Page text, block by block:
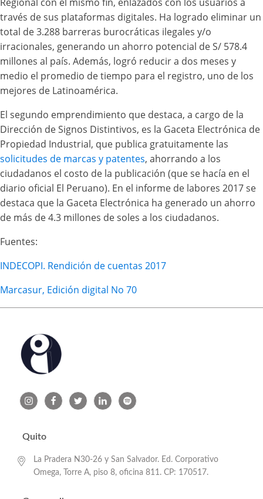
través de sus plataformas digitales. Ha logrado eliminar un
total de 3.288 barreras burocráticas ilegales y/o
irracionales, generando un ahorro potencial de S/ 578.4
millones al país. Además, logró reducir a dos meses y
medio el promedio de tiempo para el registro, uno de los
mejores de Latinoamérica.
El segundo emprendimiento que destaca, a cargo de la
Dirección de Signos Distintivos, es la Gaceta Electrónica de
Propiedad Industrial, que publica gratuitamente las
solicitudes de marcas y patentes, ahorrando a los
ciudadanos el costo de la publicación (que se hacía en el
diario oficial El Peruano). En el informe de labores 2017 se
destaca que la Gaceta Electrónica ha generado un ahorro
de más de 4.3 millones de soles a los ciudadanos.
Fuentes:
INDECOPI. Rendición de cuentas 2017
Marcasur, Edición digital No 70
Quito
La Pradera N30-26 y San Salvador. Ed. Corporativo
Omega, Torre A, piso 8, oficina 811. CP: 170517.